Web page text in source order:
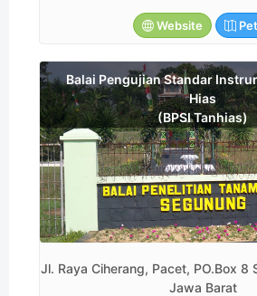
Website
Balai Pengujian Standar
Hias
(BPSI Tanhias)
Jl. Raya Ciherang, Pacet, PO.Box 8
Jawa Barat